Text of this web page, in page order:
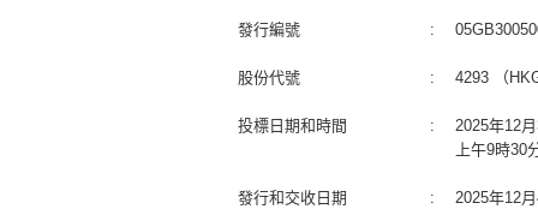
發行編號 :
股份代號 : 4293 （
投標日期和時間 :
2025年12
上午9時30
發行和交收日期 : 2025年12